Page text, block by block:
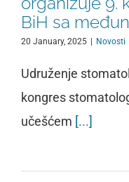
BiH sa
20 January, 2025 Novosti
Udruženje
kongres
učešćem [...]